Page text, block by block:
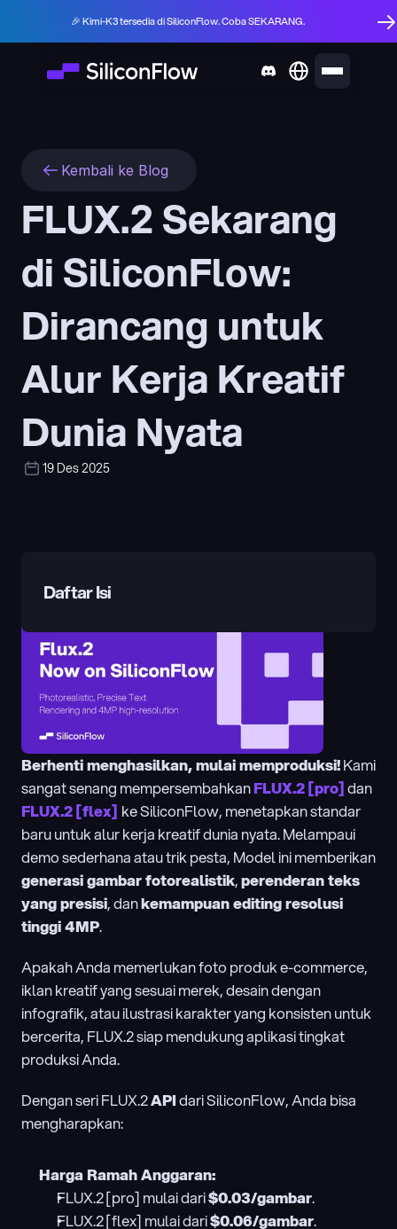
🎉 Kimi-K3 tersedia di SiliconFlow. Coba SEKARANG.
Kembali ke Blog
FLUX.2 Sekarang
di SiliconFlow:
Dirancang untuk
Alur Kerja Kreatif
Dunia Nyata
19 Des 2025
Daftar Isi
Berhenti menghasilkan, mulai memproduksi! Kami
sangat senang mempersembahkan FLUX.2 [pro]
FLUX.2 [flex] ke SiliconFlow, menetapkan standar
baru untuk alur kerja kreatif dunia nyata. Melampaui
generasi gambar fotorealistik, perenderan teks
yang presisi, dan kemampuan editing resolusi
tinggi 4MP.
Apakah Anda memerlukan foto produk e-commerce,
iklan kreatif yang sesuai merek, desain dengan
infografik, atau ilustrasi karakter yang konsisten untuk
bercerita, FLUX.2 siap mendukung aplikasi tingkat
produksi Anda.
Dengan seri FLUX.2 API dari SiliconFlow, Anda bisa
mengharapkan:
Harga Ramah Anggaran:
FLUX.2 [pro] mulai dari $0.03/gambar.
FLUX.2 [flex] mulai dari $0.06/gambar.